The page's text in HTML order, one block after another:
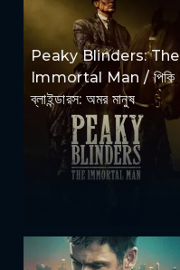
Peaky Blinders: The
Immortal Man / পিকি
ব্লাইন্ডারস: অমর মানুষ